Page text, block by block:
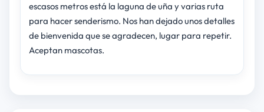
escasos metros está la laguna de uña y varias ruta
para hacer senderismo. Nos han dejado unos detalles
de bienvenida que se agradecen, lugar para repetir.
Aceptan mascotas.